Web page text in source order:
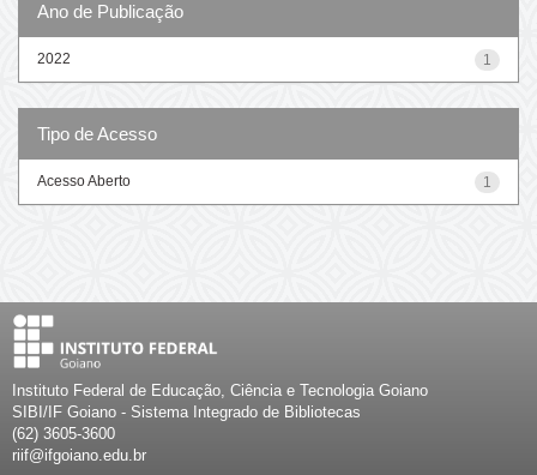
Ano de Publicação
1
2022
Tipo de Acesso
1
Acesso Aberto
Instituto Federal de Educação, Ciência e Tecnologia Goiano
SIBI/IF Goiano - Sistema Integrado de Bibliotecas
(62) 3605-3600
riif@ifgoiano.edu.br